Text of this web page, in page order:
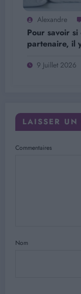
Alexandre
Pour savoir
partenaire, il
9 Juillet 2026
LAISSER UN
Commentaires
Nom